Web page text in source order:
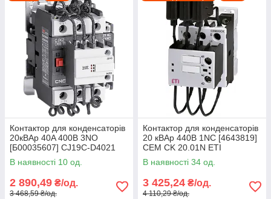
Контактор для конденсаторів
20кВАр 40A 400В 3NO
[Б00035607] CJ19C-D4021
CNC
В наявності 10 од.
2 890,49 ₴/од.
3 468,59 ₴/од.
Контактор для конденсаторів
20 кВАр 440В 1NC [4643819]
CEM CK 20.01N ETI
В наявності 34 од.
3 425,24 ₴/од.
4 110,29 ₴/од.